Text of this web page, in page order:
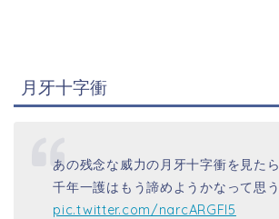
月牙十字衝
あの残念な威力の月牙十字衝を見たら
千年一護はもう諦めようかなって思う
pic.twitter.com/narcARGFl5